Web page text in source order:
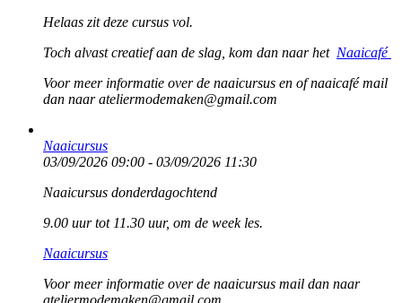
Helaas zit deze cursus vol.
Toch alvast creatief aan de slag, kom dan naar het Naaicafé
Voor meer informatie over de naaicursus en of naaicafé mail
dan naar ateliermodemaken@gmail.com
Naaicursus
03/09/2026 09:00 - 03/09/2026 11:30
Naaicursus donderdagochtend
9.00 uur tot 11.30 uur, om de week les.
Naaicursus
Voor meer informatie over de naaicursus mail dan naar
ateliermodemaken@gmail.com